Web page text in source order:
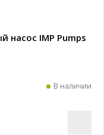
насос IMP Pumps
В наличии